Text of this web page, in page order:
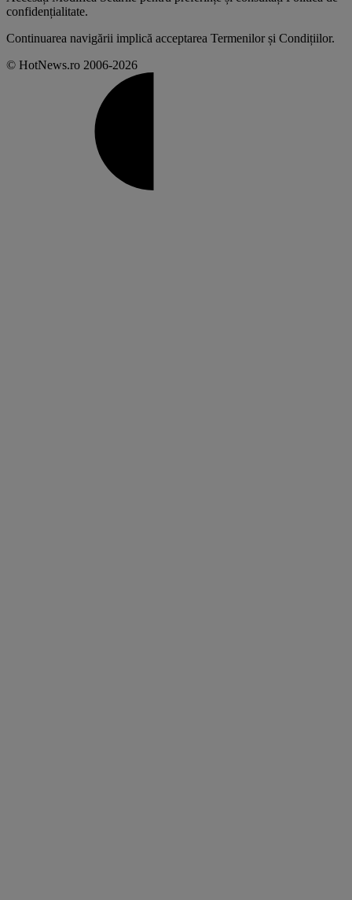
confidențialitate.
Continuarea navigării implică acceptarea Termenilor și Condițiilor.
© HotNews.ro 2006-2026